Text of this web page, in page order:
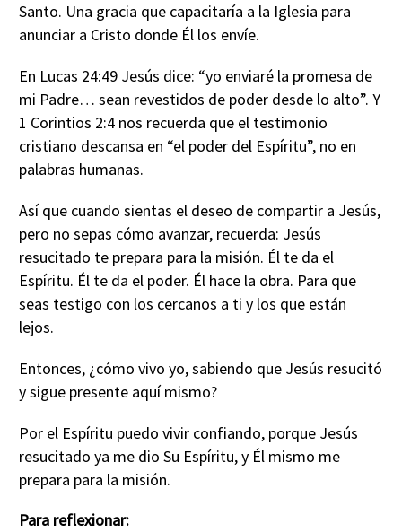
Santo. Una gracia que capacitaría a la Iglesia para
anunciar a Cristo donde Él los envíe.
En Lucas 24:49 Jesús dice: “yo enviaré la promesa de
mi Padre… sean revestidos de poder desde lo alto”. Y
1 Corintios 2:4 nos recuerda que el testimonio
cristiano descansa en “el poder del Espíritu”, no en
palabras humanas.
Así que cuando sientas el deseo de compartir a Jesús,
pero no sepas cómo avanzar, recuerda: Jesús
resucitado te prepara para la misión. Él te da el
Espíritu. Él te da el poder. Él hace la obra. Para que
seas testigo con los cercanos a ti y los que están
lejos.
Entonces, ¿cómo vivo yo, sabiendo que Jesús resucitó
y sigue presente aquí mismo?
Por el Espíritu puedo vivir confiando, porque Jesús
resucitado ya me dio Su Espíritu, y Él mismo me
prepara para la misión.
Para reflexionar: